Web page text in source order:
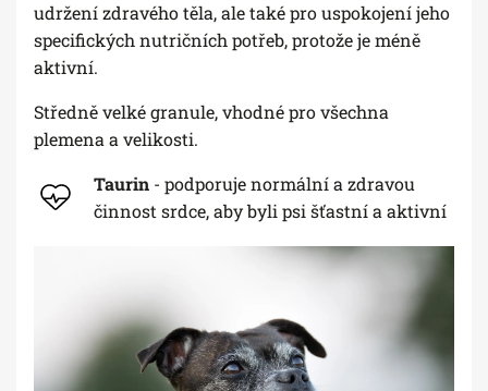
udržení zdravého těla, ​​ale také pro uspokojení jeho
specifických nutričních potřeb, protože je méně
aktivní.
Středně velké granule, vhodné pro všechna
plemena a velikosti.
Taurin - podporuje normální a zdravou
činnost srdce, aby byli psi šťastní a aktivní